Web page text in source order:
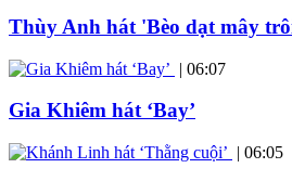
Thùy Anh hát 'Bèo dạt mây
| 06:07
Gia Khiêm hát ‘Bay’
| 06:05